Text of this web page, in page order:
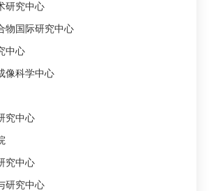
研究中心
物国际研究中心
中心
像科学中心
究中心
究中心
研究中心